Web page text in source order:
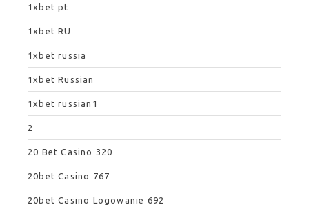
1xbet pt
1xbet RU
1xbet russia
1xbet Russian
1xbet russian1
2
20 Bet Casino 320
20bet Casino 767
20bet Casino Logowanie 692